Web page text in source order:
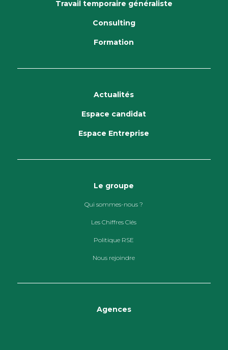
Travail temporaire généraliste
Consulting
Formation
Actualités
Espace candidat
Espace Entreprise
Le groupe
Qui sommes-nous ?
Les Chiffres Clés
Politique RSE
Nous rejoindre
Agences